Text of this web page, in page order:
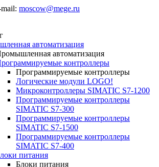
moscow@mege.ru
автоматизация
автоматизация
контроллеры
Программируемые контроллеры
Логические модули LOGO!
Микроконтроллеры SIMATIC S7-1200
Программируемые контроллеры
SIMATIC S7-300
Программируемые контроллеры
SIMATIC S7-1500
Программируемые контроллеры
SIMATIC S7-400
питания
Блоки питания